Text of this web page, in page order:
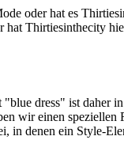
oder hat es
Thirtiesinthecity
dress" ist
wir einen
in denen ein Style-